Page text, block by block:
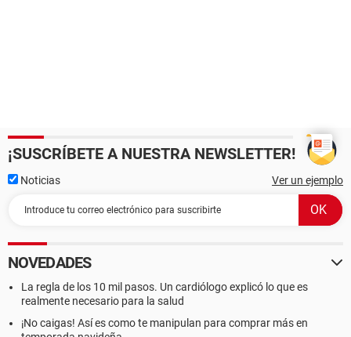
¡SUSCRÍBETE A NUESTRA NEWSLETTER!
Noticias Ver un ejemplo
NOVEDADES
La regla de los 10 mil pasos. Un cardiólogo explicó lo que es
realmente necesario para la salud
¡No caigas! Así es como te manipulan para comprar más en